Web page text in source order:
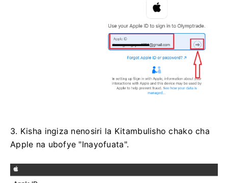
3. Kisha ingiza nenosiri la Kitambulisho chako cha
Apple na ubofye "Inayofuata".